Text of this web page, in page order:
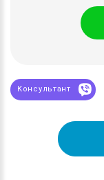
Консультант